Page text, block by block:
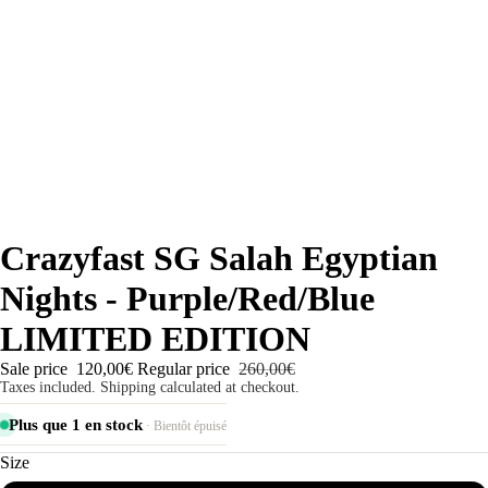
Crazyfast SG Salah Egyptian
Nights - Purple/Red/Blue
LIMITED EDITION
Sale price 120,00€ Regular price 260,00€
Taxes included. Shipping calculated at checkout.
Plus que 1 en stock· Bientôt épuisé
Size